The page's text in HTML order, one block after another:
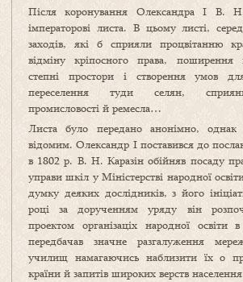
Після коронування Олександра І В.
імператорові листа. В цьому листі,
заходів, які б сприяли процвітанню
відміну кріпосного права, поширення
степні простори і створення умов
переселення туди селян,
промисловості й ремесла…
Листа було передано анонімно, однак
відомим. Олександр І поставився до
в 1802 р. В. Н. Каразін обійняв посаду
управи шкіл у Міністерстві народної
думку деяких дослідників, з його
році за дорученням уряду він
проектом організаціх народної освіти
передбачав значне разгалуження
училищ намагаючись наблизити їх о
країни й запитів широких верств